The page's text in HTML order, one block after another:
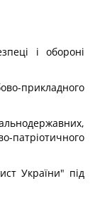
і обороні
прикладного
патріотичного
України" під